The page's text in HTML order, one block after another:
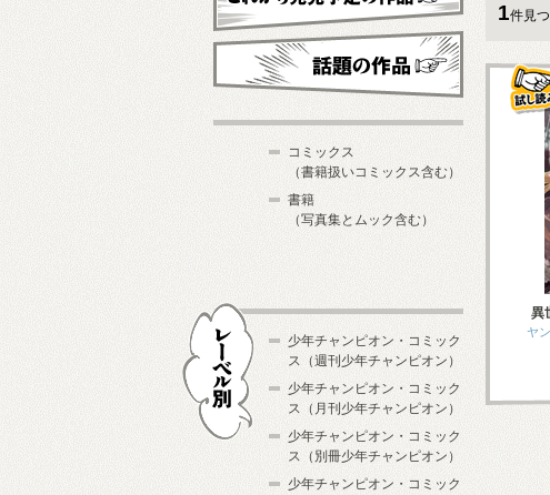
1件見
異
ヤ
これから発売予定
コミックス
（書籍扱いコミックス含む）
書籍
（写真集とムック含む）
少年チャンピオン・コミック
ス（週刊少年チャンピオン）
少年チャンピオン・コミック
ス（月刊少年チャンピオン）
少年チャンピオン・コミック
ス（別冊少年チャンピオン）
少年チャンピオン・コミック